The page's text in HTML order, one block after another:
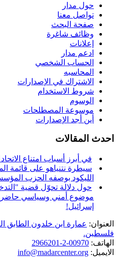
حول مدار
تواصل معنا
صفحة البحث
وظائف شاغرة
إعلانات
ادعم مدار
الحساب الشخصي
المحاسبه
الاشتراك في الإصدارات
شروط الاستخدام
الوسوم
موسوعة المصطلحات
أين أجد الإصدارات
احدث المقالات
في أبرز أسباب امتناع
سيطرة نتنياهو على قائمة
الليكود بوصفه الحزب
حول دلالة تحوّل قضية
موضوع أمني وسياسي حاضر
إسرائيل!
العنوان: عمارة ابن خلدون الطابق
فلسطين.
الهاتف: 00970-2-2966201
الايميل: info@madarcenter.org